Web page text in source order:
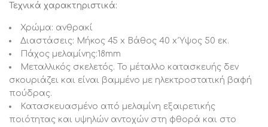
Τεχνικά χαρακτηριστικά:
Χρώμα: ανθρακί
Διαστάσεις: Μήκος 45 x Βάθος 40 x Ύψος 50 εκ.
Πάχος μελαμίνης:18mm
Μεταλλικός σκελετός. Το μέταλλο κατασκευής δεν
σκουριάζει και είναι βαμμένο με ηλεκτροστατική βαφή
πούδρας.
Κατασκευασμένο από μελαμίνη εξαιρετικής
ποιότητας και υψηλών αντοχών στη φθορά και στο